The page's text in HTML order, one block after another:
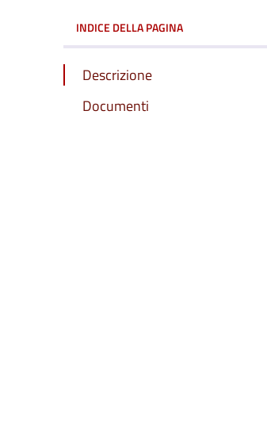
INDICE DELLA PAGINA
Descrizione
Documenti